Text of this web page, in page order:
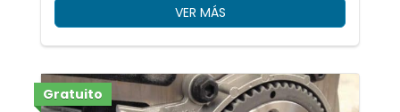
VER MÁS
Gratuito